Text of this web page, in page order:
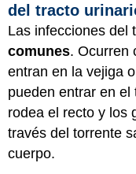
del tracto
Las infecciones del
comunes. Ocurren
entran en la vejiga
pueden entrar en
rodea el recto y los
través del torrente
cuerpo.